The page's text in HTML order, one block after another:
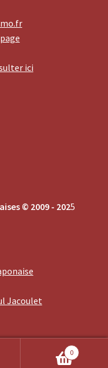
ici
© 2009 - 2025
Jacoulet
0